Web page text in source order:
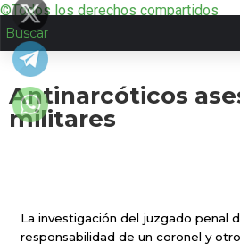
©Todos los derechos compartidos
Antinarcóticos
militares
La investigación del juzgado penal
responsabilidad de un coronel y